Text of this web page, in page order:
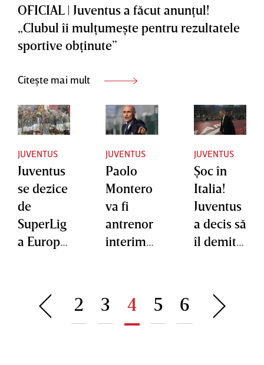
OFICIAL | Juventus a făcut anunţul!
„Clubul îi mulţumeşte pentru rezultatele
sportive obţinute”
Citește mai mult
JUVENTUS
Juventus
se dezice
de
SuperLig
a Europei
JUVENTUS
Paolo
Montero
va fi
antrenor
interimar
JUVENTUS
Şoc în
Italia!
Juventus
a decis să
îl demită
de finalul
sezonulu
2 3 4 5 6